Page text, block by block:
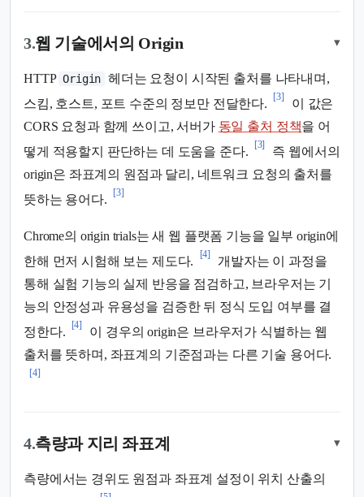
3.웹 기술에서의 Origin ▾
HTTP Origin 헤더는 요청이 시작된 출처를 나타내며,
스킴, 호스트, 포트 수준의 정보만 전달한다.
[3]
이 값은
CORS 요청과 함께 쓰이고, 서버가 동일 출처 정책을 어
떻게 적용할지 판단하는 데 도움을 준다.
[3]
즉 웹에서의
origin은 좌표계의 원점과 달리, 네트워크 요청의 출처를
뜻하는 용어다.
[3]
Chrome의 origin trials는 새 웹 플랫폼 기능을 일부 origin에
한해 먼저 시험해 보는 제도다.
[4]
개발자는 이 과정을
통해 실험 기능의 실제 반응을 점검하고, 브라우저는 기
능의 안정성과 유용성을 검증한 뒤 정식 도입 여부를 결
정한다.
[4]
이 경우의 origin은 브라우저가 식별하는 웹
출처를 뜻하며, 좌표계의 기준점과는 다른 기술 용어다.
[4]
4.측량과 지리 좌표계 ▾
측량에서는 경위도 원점과 좌표계 설정이 위치 산출의